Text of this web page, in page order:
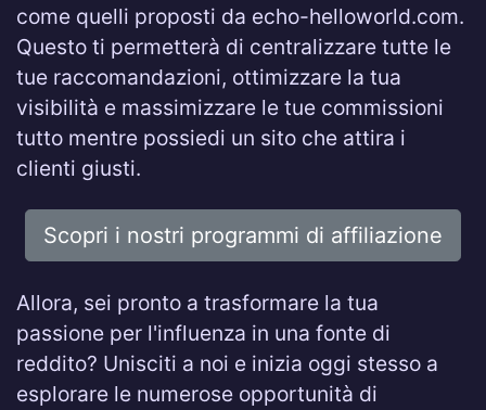
come quelli proposti da echo-helloworld.com.
Questo ti permetterà di centralizzare tutte le
tue raccomandazioni, ottimizzare la tua
visibilità e massimizzare le tue commissioni
tutto mentre possiedi un sito che attira i
clienti giusti.
Scopri i nostri programmi di affiliazione
Allora, sei pronto a trasformare la tua
passione per l'influenza in una fonte di
reddito? Unisciti a noi e inizia oggi stesso a
esplorare le numerose opportunità di